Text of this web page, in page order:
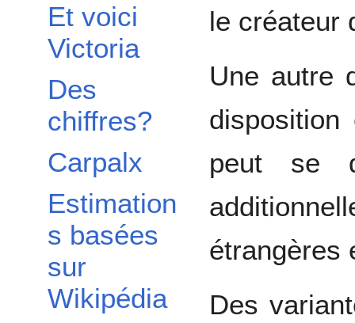
Et voici
Victoria
Des
chiffres?
Carpalx
Estimation
s basées
sur
Wikipédia
le créateur
Une autre
disposition
peut se
étrangères
Des